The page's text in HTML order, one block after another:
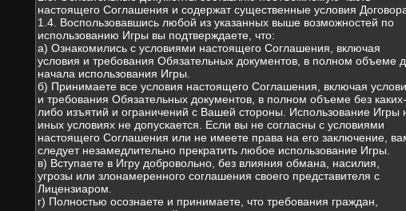
настоящего Соглашения и содержат существенные условия
1.4. Воспользовавшись любой из указанных выше возможностей по
использованию Игры вы подтверждаете, что:
а) Ознакомились с условиями настоящего Соглашения, включая
условия и требования Обязательных документов, в полном объеме
начала использования Игры.
б) Принимаете все условия настоящего Соглашения, включая
и требования Обязательных документов, в полном объеме без каких-
либо изъятий и ограничений с Вашей стороны. Использование Игры
иных условиях не допускается. Если вы не согласны с условиями
настоящего Соглашения или не имеете права на его заключение,
следует незамедлительно прекратить любое использование Игры.
в) Вступаете в Игру добровольно, без влияния обмана, насилия,
угрозы или злонамеренного соглашения своего представителя с
Лицензиаром.
г) Полностью осознаете и принимаете, что требования граждан,